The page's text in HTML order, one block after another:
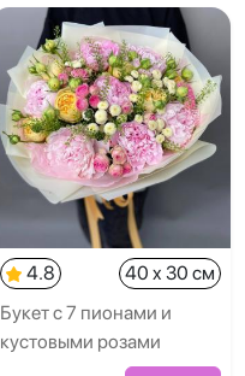
4.8
40 x 30 см
Букет с 7 пионами и
кустовыми розами